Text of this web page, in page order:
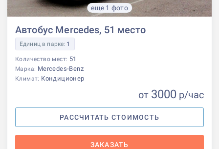
еще 1 фото
Автобус Mercedes, 51 место
Единиц в парке: 1
Количество мест: 51
Марка: Mercedes-Benz
Климат: Кондиционер
от 3000 р/час
РАССЧИТАТЬ СТОИМОСТЬ
ЗАКАЗАТЬ